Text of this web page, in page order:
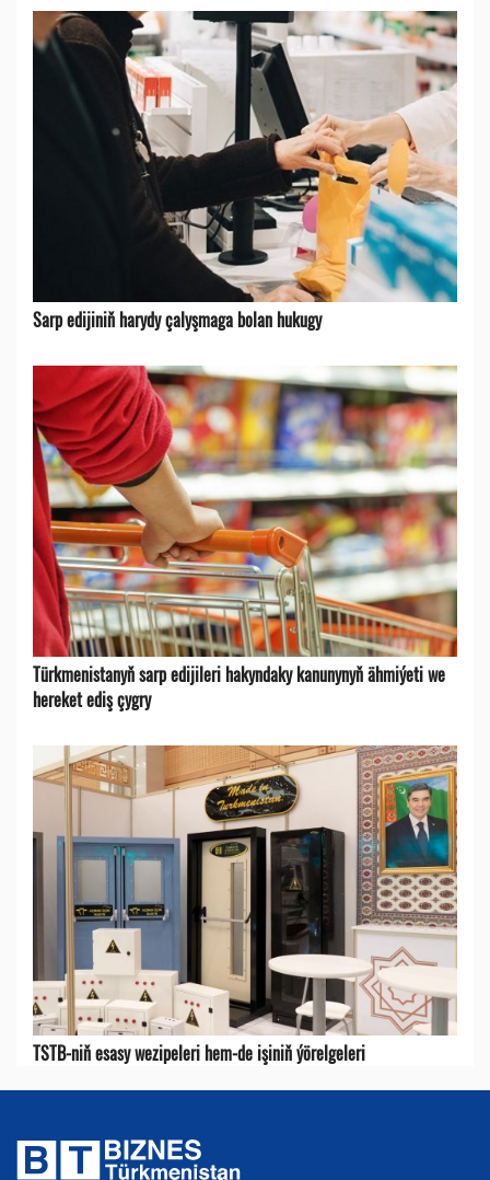
Sarp edijiniň harydy çalyşmaga bolan hukugy
Türkmenistanyň sarp edijileri hakyndaky kanunynyň ähmiýeti we
hereket ediş çygry
TSTB-niň esasy wezipeleri hem-de işiniň ýörelgeleri